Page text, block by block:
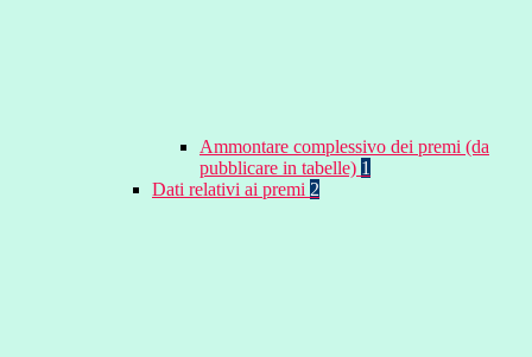
Ammontare complessivo dei premi (da
pubblicare in tabelle) 1
Dati relativi ai premi 2